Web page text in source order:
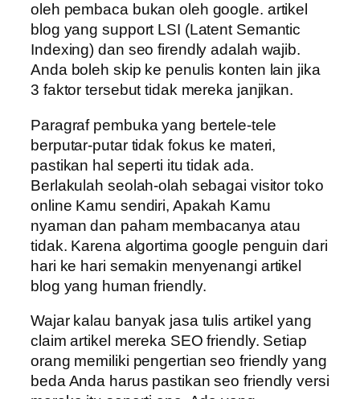
oleh pembaca bukan oleh google. artikel
blog yang support LSI (Latent Semantic
Indexing) dan seo firendly adalah wajib.
Anda boleh skip ke penulis konten lain jika
3 faktor tersebut tidak mereka janjikan.
Paragraf pembuka yang bertele-tele
berputar-putar tidak fokus ke materi,
pastikan hal seperti itu tidak ada.
Berlakulah seolah-olah sebagai visitor toko
online Kamu sendiri, Apakah Kamu
nyaman dan paham membacanya atau
tidak. Karena algortima google penguin dari
hari ke hari semakin menyenangi artikel
blog yang human friendly.
Wajar kalau banyak jasa tulis artikel yang
claim artikel mereka SEO friendly. Setiap
orang memiliki pengertian seo friendly yang
beda Anda harus pastikan seo friendly versi